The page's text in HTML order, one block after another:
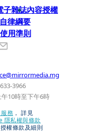
子雜誌內容授權
律綱要
用準則
3966
10時至下午6時
務 ， 詳見
隱私權與條款
權條款及細則